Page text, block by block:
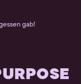
gab!